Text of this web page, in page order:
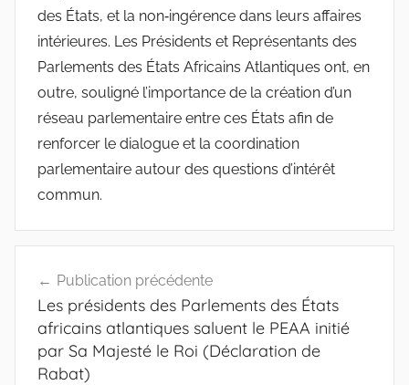
des États, et la non‑ingérence dans leurs affaires
intérieures. Les Présidents et Représentants des
Parlements des États Africains Atlantiques ont, en
outre, souligné l’importance de la création d’un
réseau parlementaire entre ces États afin de
renforcer le dialogue et la coordination
parlementaire autour des questions d’intérêt
commun.
de
l’article
Publication précédente
Les présidents des Parlements des États
africains atlantiques saluent le PEAA initié
par Sa Majesté le Roi (Déclaration de
Rabat)